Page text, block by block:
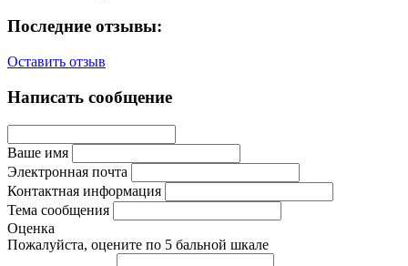
Последние отзывы:
Оставить отзыв
Написать сообщение
Ваше имя
Электронная почта
Контактная информация
Тема сообщения
Оценка
Пожалуйста, оцените по 5 бальной шкале